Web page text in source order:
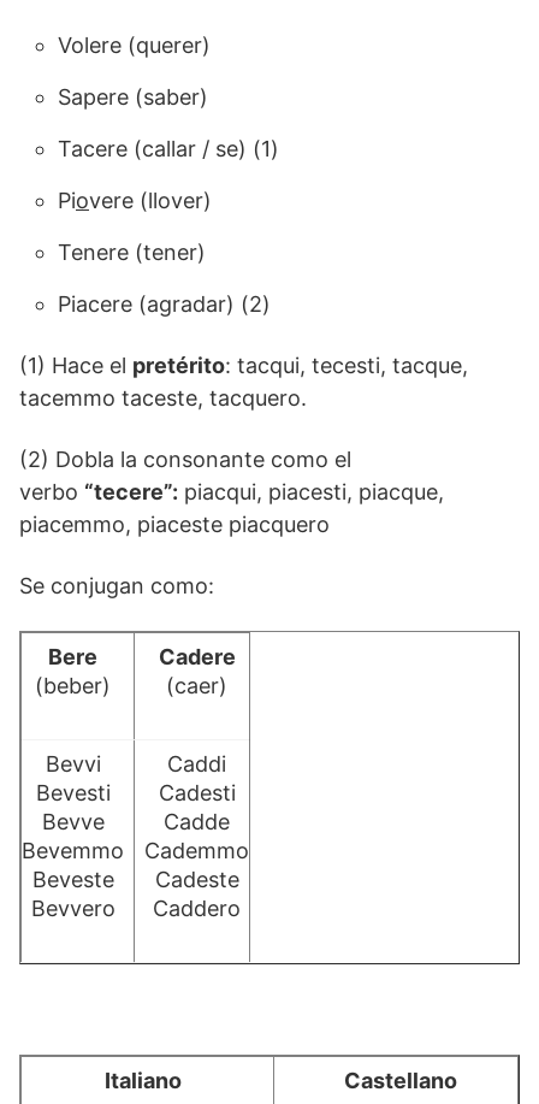
Volere (querer)
Sapere (saber)
Tacere (callar / se) (1)
Piovere (llover)
Tenere (tener)
Piacere (agradar) (2)
(1) Hace el pretérito: tacqui, tecesti, tacque,
tacemmo taceste, tacquero.
(2) Dobla la consonante como el
verbo “tecere”: piacqui, piacesti, piacque,
piacemmo, piaceste piacquero
Se conjugan como:
Bere
(beber)
Cadere
(caer)
Bevvi
Bevesti
Bevve
Bevemmo
Beveste
Bevvero
Caddi
Cadesti
Cadde
Cademmo
Cadeste
Caddero
Italiano Castellano